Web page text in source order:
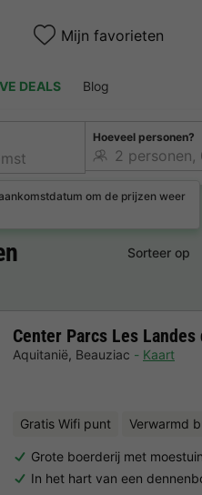
Mijn favorieten
DEALS Blog
om de prijzen weer
Hoeveel personen?
Sorteer op
Center Parcs Les Landes
Aquitanië, Beauziac Kaart
Gratis Wifi punt Verwarmd
Grote boerderij met moestuin
In het hart van een